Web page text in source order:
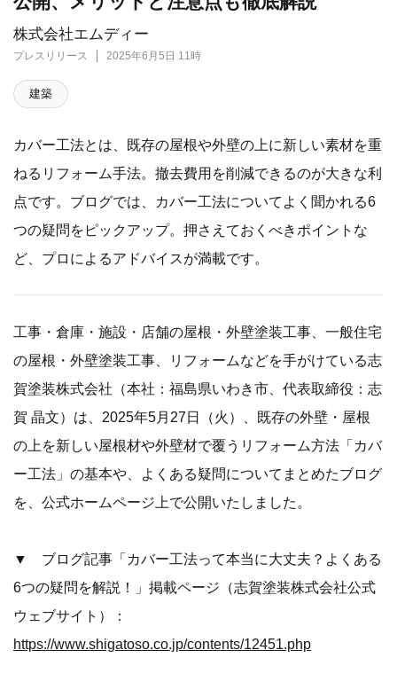
株式会社エムディー
プレスリリース 2025年6月5日 11時
建築
カバー工法とは、既存の屋根や外壁の上に新しい素材を重
ねるリフォーム手法。撤去費用を削減できるのが大きな利
点です。ブログでは、カバー工法についてよく聞かれる6
つの疑問をピックアップ。押さえておくべきポイントな
ど、プロによるアドバイスが満載です。
工事・倉庫・施設・店舗の屋根・外壁塗装工事、一般住宅
の屋根・外壁塗装工事、リフォームなどを手がけている志
賀塗装株式会社（本社：福島県いわき市、代表取締役：志
賀 晶文）は、2025年5月27日（火）、既存の外壁・屋根
の上を新しい屋根材や外壁材で覆うリフォーム方法「カバ
ー工法」の基本や、よくある疑問についてまとめたブログ
を、公式ホームページ上で公開いたしました。
▼ ブログ記事「カバー工法って本当に大丈夫？よくある
6つの疑問を解説！」掲載ページ（志賀塗装株式会社公式
ウェブサイト）：
https://www.shigatoso.co.jp/contents/12451.php